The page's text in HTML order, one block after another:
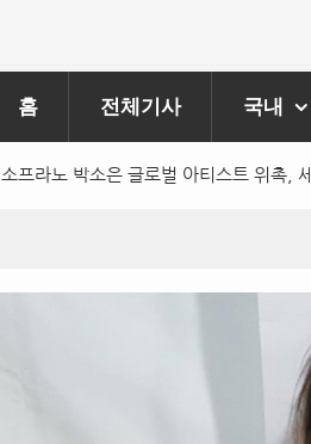
홈 전체기사 국내
소프라노 박소은 글로벌 아티스트 위촉,